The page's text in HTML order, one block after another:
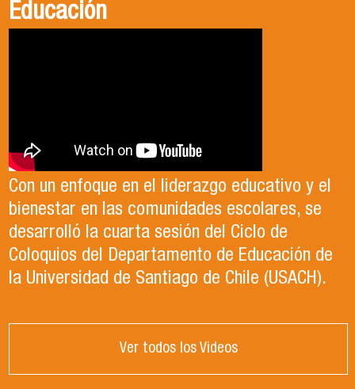
Educación
Con un enfoque en el liderazgo educativo y el
bienestar en las comunidades escolares, se
desarrolló la cuarta sesión del Ciclo de
Coloquios del Departamento de Educación de
la Universidad de Santiago de Chile (USACH).
Ver todos los Videos